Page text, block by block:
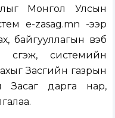
Монгол Улсын
e-zasag.mn -ээр
байгууллагын вэб
системийн
Засгийн газрын
Засаг дарга нар,